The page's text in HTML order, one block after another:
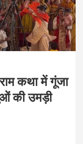
कथा में गूंजा
की उमड़ी